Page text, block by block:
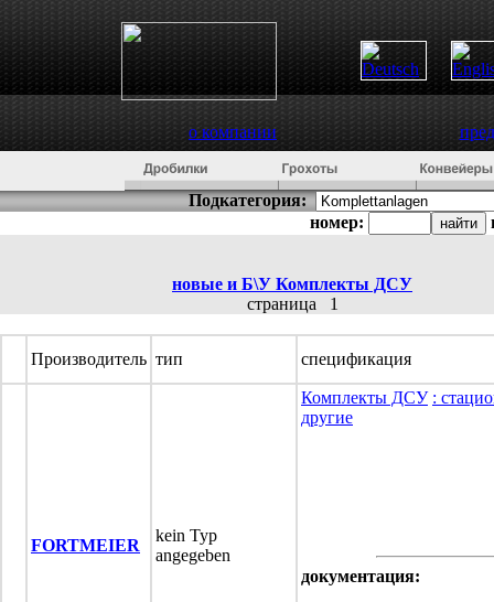
о компании
Подкатегория:
номер:
новые и Б\У Комплекты ДСУ
страница 1
Производитель тип спецификация
FORTMEIER
kein Typ
angegeben
Комплекты ДСУ :
другие
документация: